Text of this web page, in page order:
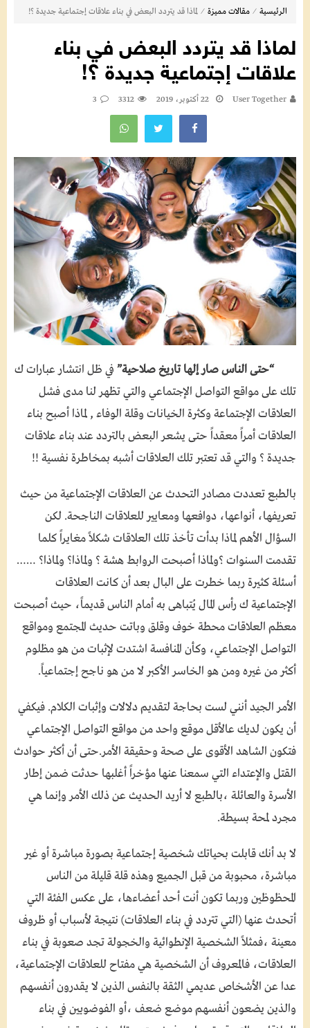
الرئيسية ⁄ مقالات مميزة ⁄ لماذا قد يتردد البعض في بناء علاقات إجتماعية جديدة ؟!
لماذا قد يتردد البعض في بناء
علاقات إجتماعية جديدة ؟!
User Together 22 أكتوبر، 2019 3312
3
“حتى الناس صار إلها تاريخ صلاحية” في ظل انتشار عبارات ك
تلك على مواقع التواصل الإجتماعي والتي تظهر لنا مدى فشل
العلاقات الإجتماعة وكثرة الخيانات وقلة الوفاء , لماذا أصبح بناء
العلاقات أمراً معقداً حتى يشعر البعض بالتردد عند بناء علاقات
جديدة ؟ والتي قد تعتبر تلك العلاقات أشبه بمخاطرة نفسية !!
بالطبع تعددت مصادر التحدث عن العلاقات الإجتماعية من حيث
تعريفها، أنواعها، دوافعها ومعايير للعلاقات الناجحة. لكن
السؤال الأهم لماذا بدأت تأخذ تلك العلاقات شكلاً مغايراً كلما
تقدمت السنوات ؟ولماذا أصبحت الروابط هشة ؟ ولماذا؟ ولماذا؟ ……
أسئلة كثيرة ربما خطرت على البال بعد أن كانت العلاقات
الإجتماعية ك رأس المال يُتباهى به أمام الناس قديماً، حيث أصبحت
معظم العلاقات محطة خوف وقلق وباتت حديث المجتمع ومواقع
التواصل الإجتماعي، وكأن المنافسة اشتدت لإثبات من هو مظلوم
أكثر من غيره ومن هو الخاسر الأكبر لا من هو ناجح إجتماعياً.
الأمر الجيد أنني لست بحاجة لتقديم دلالات وإثبات الكلام. فيكفي
أن يكون لديك عالأقل موقع واحد من مواقع التواصل الإجتماعي
فتكون الشاهد الأقوى على صحة وحقيقة الأمر.حتى أن أكثر حوادث
القتل والإعتداء التي سمعنا عنها مؤخراً أغلبها حدثت ضمن إطار
الأسرة والعائلة ،بالطبع لا أريد الحديث عن ذلك الأمر وإنما هي
مجرد لمحة بسيطة.
لا بد أنك قابلت بحياتك شخصية إجتماعية بصورة مباشرة أو غير
مباشرة، محبوبة من قبل الجميع وهذه قلة قليلة من الناس
المحظوظين وربما تكون أنت أحد أعضاءها، على عكس الفئة التي
أتحدث عنها (التي تتردد في بناء العلاقات) نتيجة لأسباب أو ظروف
معينة ،فمثلاً الشخصية الإنطوائية والخجولة تجد صعوبة في بناء
العلاقات، فالمعروف أن الشخصية هي مفتاح للعلاقات الإجتماعية،
عدا عن الأشخاص عديمي الثقة بالنفس الذين لا يقدرون أنفسهم
والذين يضعون أنفسهم موضع ضعف ،أو الفوضويين في بناء